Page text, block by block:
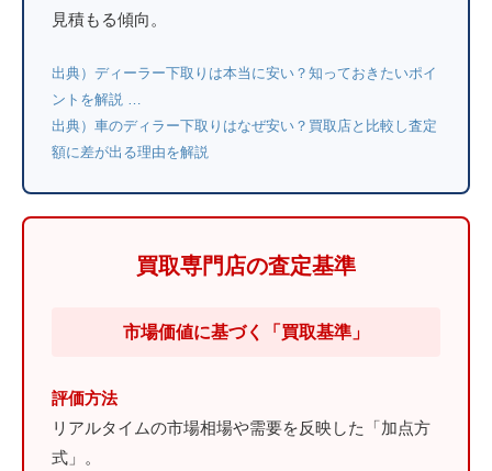
見積もる傾向。
出典）ディーラー下取りは本当に安い？知っておきたいポイ
ントを解説 …
出典）車のディラー下取りはなぜ安い？買取店と比較し査定
額に差が出る理由を解説
買取専門店の査定基準
市場価値に基づく「買取基準」
評価方法
リアルタイムの市場相場や需要を反映した「加点方
式」。